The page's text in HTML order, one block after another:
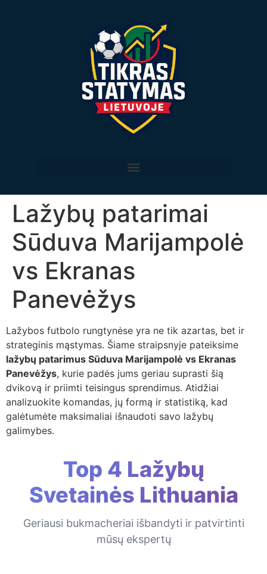
Lažybų patarimai
Sūduva Marijampolė
vs Ekranas
Panevėžys
Lažybos futbolo rungtynėse yra ne tik azartas, bet ir
strateginis mąstymas. Šiame straipsnyje pateiksime
lažybų patarimus Sūduva Marijampolė vs Ekranas
Panevėžys, kurie padės jums geriau suprasti šią
dvikovą ir priimti teisingus sprendimus. Atidžiai
analizuokite komandas, jų formą ir statistiką, kad
galėtumėte maksimaliai išnaudoti savo lažybų
galimybes.
Top 4 Lažybų
Svetainės Lithuania
Geriausi bukmacheriai išbandyti ir patvirtinti
mūsų ekspertų